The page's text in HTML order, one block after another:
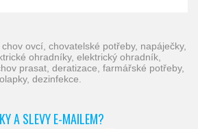
ohradníky, elektrický ohradník,
prasat, deratizace, farmářské potřeby,
dezinfekce.
A SLEVY E-MAILEM?